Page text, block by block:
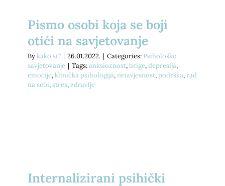
Pismo osobi koja se boji
otići na savjetovanje
Bykako si? | 26.01.2022. | Categories: Psihološko
savjetovanje | Tags:anksioznost,brige,depresija,
emocije,klinička psihologija, neizvjesnost, podrška, rad
na sebi,stres,zdravlje
Internalizirani psihički